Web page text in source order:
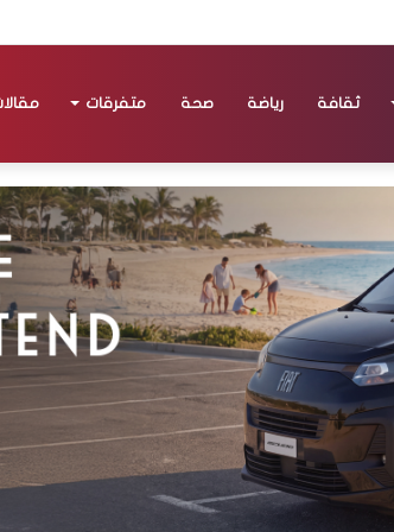
ثقافة رياضة صحة متفرقات